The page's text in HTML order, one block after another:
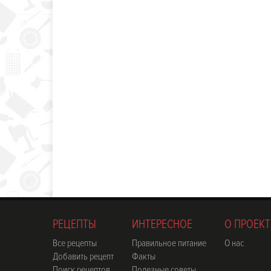
РЕЦЕПТЫ
Все рецепты
Добавить рецепт
ИНТЕРЕСНОЕ
Правильное питание
Факты
О
О нас